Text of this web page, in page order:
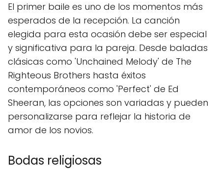
El primer baile es uno de los momentos más
esperados de la recepción. La canción
elegida para esta ocasión debe ser especial
y significativa para la pareja. Desde baladas
clásicas como 'Unchained Melody' de The
Righteous Brothers hasta éxitos
contemporáneos como 'Perfect' de Ed
Sheeran, las opciones son variadas y pueden
personalizarse para reflejar la historia de
amor de los novios.
Bodas religiosas